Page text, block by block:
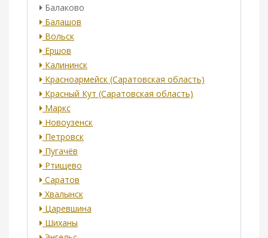
Балаково
Балашов
Вольск
Ершов
Калининск
Красноармейск (Саратовская область)
Красный Кут (Саратовская область)
Маркс
Новоузенск
Петровск
Пугачёв
Ртищево
Саратов
Хвалынск
Царевшина
Шиханы